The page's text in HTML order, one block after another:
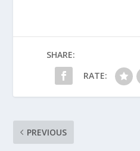
SHARE:
RATE:
PREVIOUS